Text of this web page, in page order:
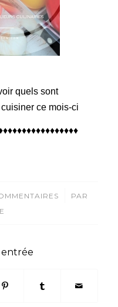
quels sont
ce mois-ci
/
PAR